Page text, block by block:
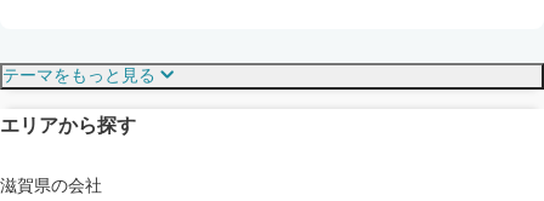
見えにくい屋根も安心
ドローン診断
テーマをもっと見る
エリアから探す
滋賀県の会社